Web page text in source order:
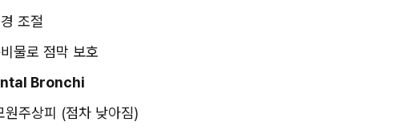
조절
물로 점막 보호
Bronchi
원주상피 (점차 낮아짐)